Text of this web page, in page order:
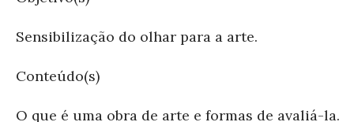
Sensibilização do olhar para a arte.
Conteúdo(s)
O que é uma obra de arte e formas de avaliá-la.